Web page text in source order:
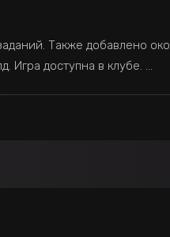
Также добавлено
Игра доступна в клубе.